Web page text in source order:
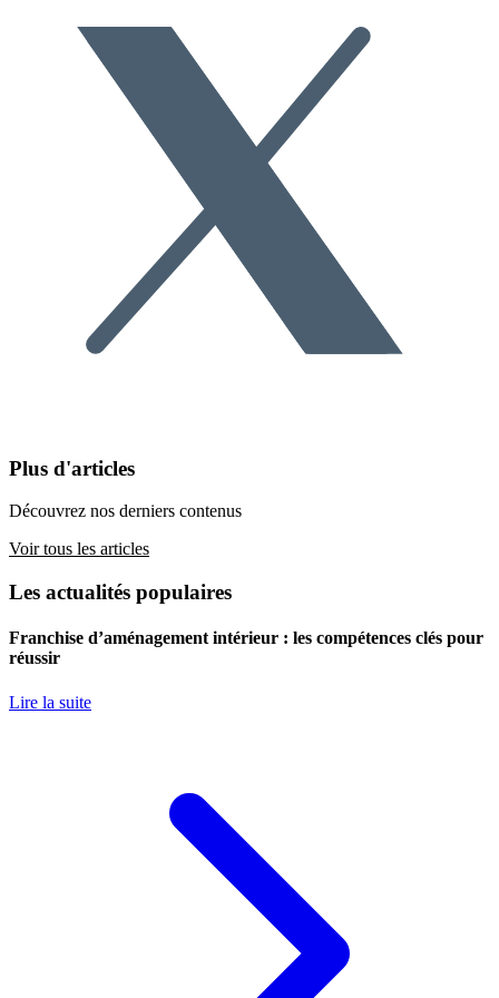
Plus d'articles
Découvrez nos derniers contenus
Voir tous les articles
Les actualités populaires
Franchise d’aménagement intérieur : les compétences clés pour
réussir
Lire la suite